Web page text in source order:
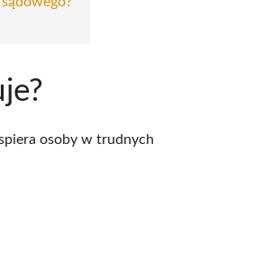
osoby w trudnych